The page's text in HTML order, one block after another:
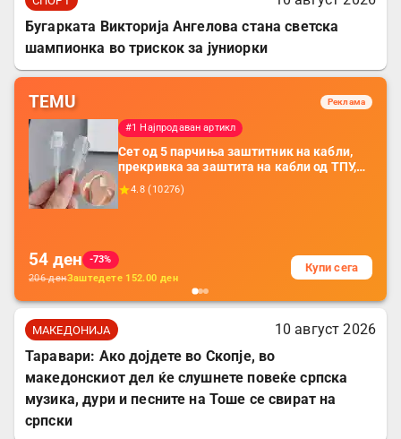
Бугарката Викторија Ангелова стана светска
шампионка во трискок за јуниорки
TEMU Реклама
#1 Најпродаван артикл
Сет од 5 парчиња заштитник на кабли,
прекривка за заштита на кабли од ТПУ,
додатоци за заштита на кабли, без
батерија, за мобилни телефони, комплет
4.8 ( 10276)
54 ден
-73%
206денЗаштедете 152.00 ден
Купи сега
МАКЕДОНИЈА
10 август 2026
Таравари: Ако дојдете во Скопје, во
македонскиот дел ќе слушнете повеќе српска
музика, дури и песните на Тоше се свират на
српски